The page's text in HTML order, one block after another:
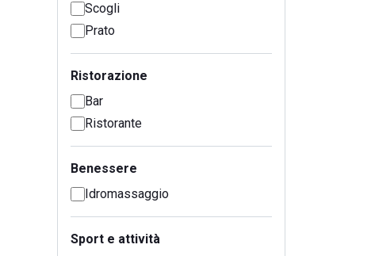
Scogli
Prato
Ristorazione
Bar
Ristorante
Benessere
Idromassaggio
Sport e attività